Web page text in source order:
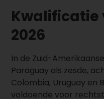
Kwalificatie
2026
In de Zuid-
Paraguay als zesde,
Colombia, Uruguay en
voldoende voor